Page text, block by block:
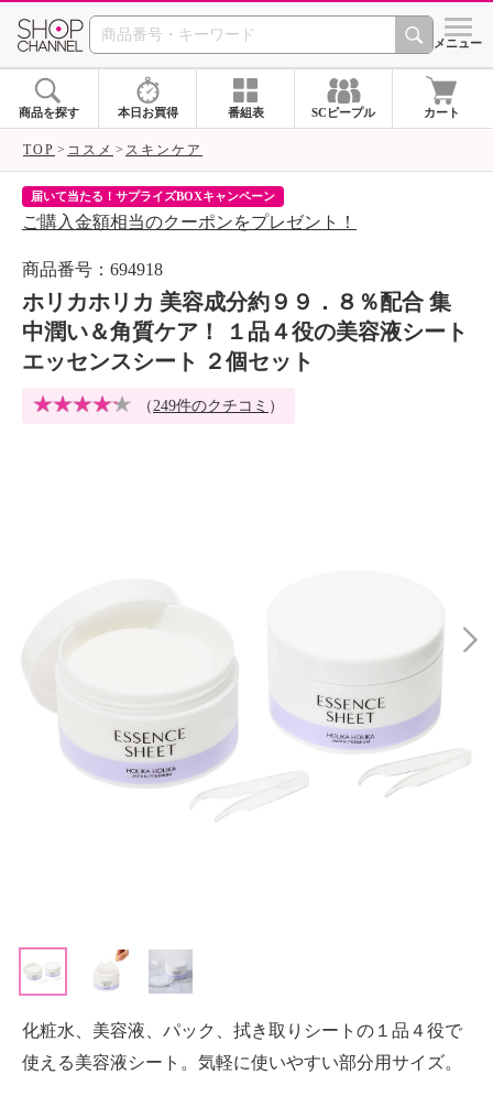
SHOP CHANNEL シメニュー
商品を探す 本日お買得 番組表 SCピープル カート
TOP コスメ スキンケア
届いて当たる！サプライズBOXキャンペーン
ご購入金額相当のクーポンをプレゼント！
商品番号：694918
ホリカホリカ 美容成分約９９．８％配合 集
中潤い＆角質ケア！ １品４役の美容液シート
エッセンスシート ２個セット
（249件のクチコミ ）
化粧水、美容液、パック、拭き取りシートの１品４役で
使える美容液シート。気軽に使いやすい部分用サイズ。